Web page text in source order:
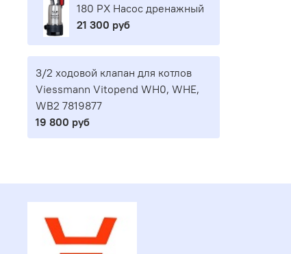
180 PX Насос дренажный
21 300 руб
3/2 ходовой клапан для котлов
Viessmann Vitopend WH0, WHE,
WB2 7819877
19 800 руб